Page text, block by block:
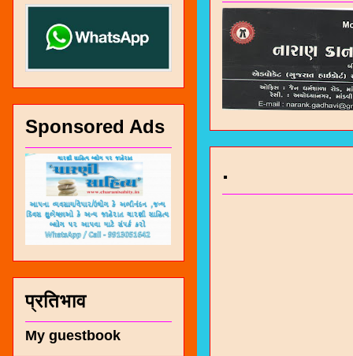
.
Sponsored Ads
प्रतिभाव
My guestbook